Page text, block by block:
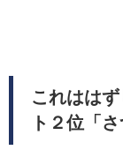
これはは
ト２位「